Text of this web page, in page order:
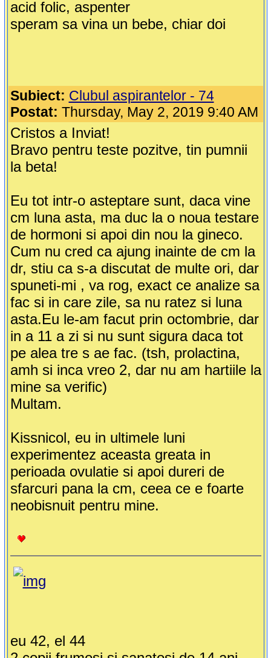
acid folic, aspenter
speram sa vina un bebe, chiar doi
Subiect: Clubul aspirantelor - 74
Postat: Thursday, May 2, 2019 9:40 AM
Cristos a Inviat!
Bravo pentru teste pozitve, tin pumnii
la beta!
Eu tot intr-o asteptare sunt, daca vine
cm luna asta, ma duc la o noua testare
de hormoni si apoi din nou la gineco.
Cum nu cred ca ajung inainte de cm la
dr, stiu ca s-a discutat de multe ori, dar
spuneti-mi , va rog, exact ce analize sa
fac si in care zile, sa nu ratez si luna
asta.Eu le-am facut prin octombrie, dar
in a 11 a zi si nu sunt sigura daca tot
pe alea tre s ae fac. (tsh, prolactina,
amh si inca vreo 2, dar nu am hartiile la
mine sa verific)
Multam.
Kissnicol, eu in ultimele luni
experimentez aceasta greata in
perioada ovulatie si apoi dureri de
sfarcuri pana la cm, ceea ce e foarte
neobisnuit pentru mine.
eu 42, el 44